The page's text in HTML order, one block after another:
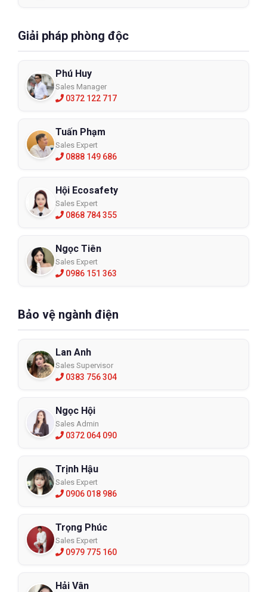
Giải pháp phòng độc
Phú Huy
Sales Manager
0372 122 717
Tuấn Phạm
Sales Expert
0888 149 686
Hội Ecosafety
Sales Expert
0868 784 355
Ngọc Tiên
Sales Expert
0986 151 363
Bảo vệ ngành điện
Lan Anh
Sales Supervisor
0383 756 304
Ngọc Hội
Sales Admin
0372 064 090
Trịnh Hậu
Sales Expert
0906 018 986
Trọng Phúc
Sales Expert
0979 775 160
Hải Vân